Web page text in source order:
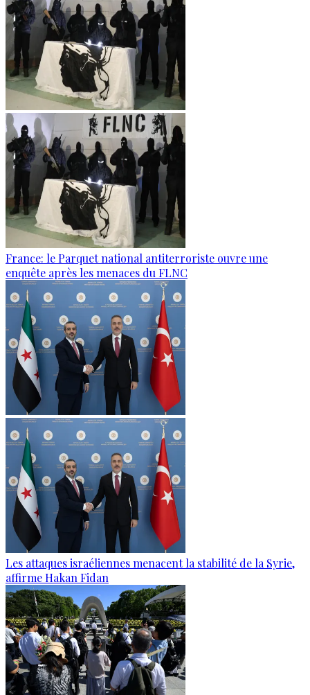
France: le Parquet national antiterroriste ouvre une
enquête après les menaces du FLNC
Les attaques israéliennes menacent la stabilité de la Syrie,
affirme Hakan Fidan